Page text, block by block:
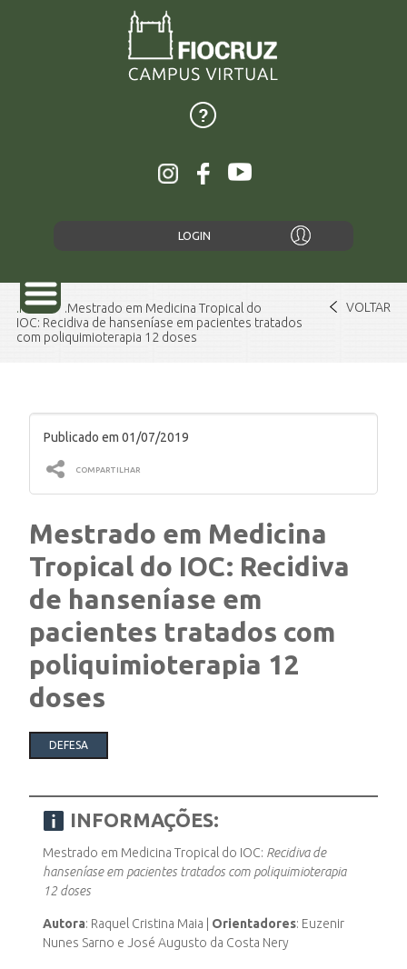
LOGIN
CURSOS
PLATAFORMAS
DOCUMENTOS
ALUNOS
DOCENTES
INSCRIÇÃO E SELEÇÃO
CONTATO
Home
Mestrado em Medicina Tropical do
IOC: Recidiva de hanseníase em pacientes tratados
com poliquimioterapia 12 doses
VOLTAR
Publicado em 01/07/2019
COMPARTILHAR
Mestrado em Medicina
Tropical do IOC: Recidiva
de hanseníase em
pacientes tratados com
poliquimioterapia 12
doses
DEFESA
INFORMAÇÕES:
Mestrado em Medicina Tropical do IOC: Recidiva de
hanseníase em pacientes tratados com poliquimioterapia
12 doses
Autora: Raquel Cristina Maia | Orientadores: Euzenir
Nunes Sarno e José Augusto da Costa Nery